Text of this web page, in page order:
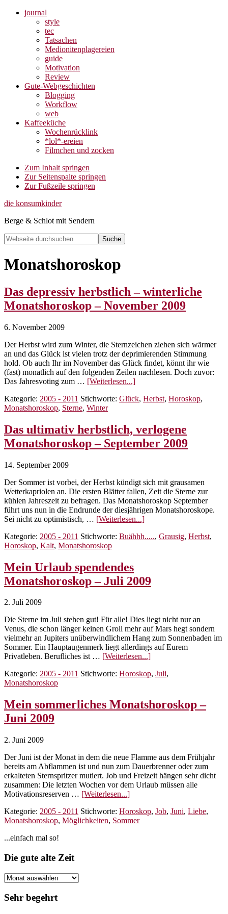
journal
style
tec
Tatsachen
Medionitenplagereien
guide
Motivation
Review
Gute-Webgeschichten
Blogging
Workflow
web
Kaffeeküche
Wochenrücklink
*lol*-ereien
Filmchen und zocken
Zum Inhalt springen
Zur Seitenspalte springen
Zur Fußzeile springen
die konsumkinder
Berge & Schlot mit Sendern
Webseite
durchsuchen
Search
Monatshoroskop
Das depressiv herbstlich – winterliche
Monatshoroskop – November 2009
6. November 2009
Der Herbst wird zum Winter, die Sternzeichen ziehen sich wärmer
an und das Glück ist vielen trotz der deprimierenden Stimmung
hold. Ob auch Ihr im November das Glück findet, könnt ihr wie
(fast) monatlich auf den folgenden Zeilen nachlesen. Doch zuvor:
Das Jahresvoting zum … [Weiterlesen...]ÜberDas
herbstlich
Monatshoroskop
–
November
Kategorie: 2005 - 2011 Stichworte: Glück, Herbst, Horoskop,
Monatshoroskop, Sterne, Winter
Das ultimativ herbstlich, verlogene
Monatshoroskop – September 2009
14. September 2009
Der Sommer ist vorbei, der Herbst kündigt sich mit grausamen
Wetterkapriolen an. Die ersten Blätter fallen, Zeit die Sterne zur
kühlen Jahreszeit zu befragen. Das Monatshoroskop September
führt uns nun in die Endrunde der diesjährigen Monatshoroskope.
Sei nicht zu optimistisch, … [Weiterlesen...]ÜberDas
herbstlich,
2009
Kategorie: 2005 - 2011 Stichworte: Buähhh....., Grausig, Herbst,
Horoskop, Kalt, Monatshoroskop
Mein Urlaub spendendes
Monatshoroskop – Juli 2009
2. Juli 2009
Die Sterne im Juli stehen gut! Für alle! Dies liegt nicht nur an
Venus, die schon länger keinen Groll mehr auf Mars hegt sondern
vielmehr an Jupiters unüberwindlichem Hang zum Sonnenbaden im
Sommer. Ein Hauptaugenmerk liegt allerdings auf Eurem
Privatleben. Berufliches ist … [Weiterlesen...]ÜberMein
spendendes
Juli
2009
Kategorie: 2005 - 2011 Stichworte: Horoskop, Juli,
Monatshoroskop
Mein sommerliches Monatshoroskop –
Juni 2009
2. Juni 2009
Der Juni ist der Monat in dem die neue Flamme aus dem Frühjahr
bereits am Abflammen ist und nun zum Dauerbrenner oder zum
erkalteten Sternspritzer mutiert. Job und Freizeit hängen sehr dicht
zusammen: Die letzten Wochen vor dem Urlaub müssen alle
Motivationsreserven … [Weiterlesen...]ÜberMein
Monatshoroskop
–
Kategorie: 2005 - 2011 Stichworte: Horoskop, Job, Juni, Liebe,
Monatshoroskop, Möglichkeiten, Sommer
Seitenspalte
...einfach mal so!
Footer
Die gute alte Zeit
Die
alte
Sehr begehrt